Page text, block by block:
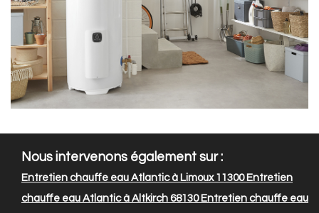
Nous intervenons également sur :
Entretien chauffe eau Atlantic à Limoux 11300Entretien
chauffe eau Atlantic à Altkirch 68130Entretien chauffe eau